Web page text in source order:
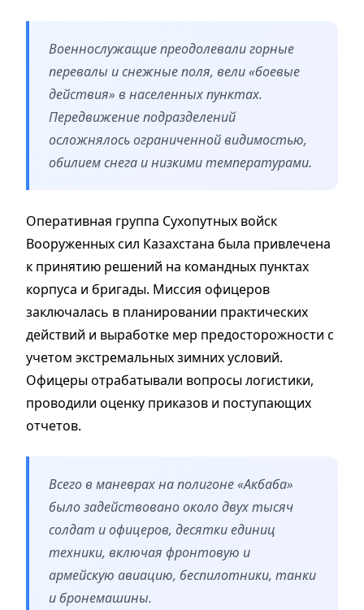
Военнослужащие преодолевали горные
перевалы и снежные поля, вели «боевые
действия» в населенных пунктах.
Передвижение подразделений
осложнялось ограниченной видимостью,
обилием снега и низкими температурами.
Оперативная группа Сухопутных войск
Вооруженных сил Казахстана была привлечена
к принятию решений на командных пунктах
корпуса и бригады. Миссия офицеров
заключалась в планировании практических
действий и выработке мер предосторожности с
учетом экстремальных зимних условий.
Офицеры отрабатывали вопросы логистики,
проводили оценку приказов и поступающих
отчетов.
Всего в маневрах на полигоне «Акбаба»
было задействовано около двух тысяч
солдат и офицеров, десятки единиц
техники, включая фронтовую и
армейскую авиацию, беспилотники, танки
и бронемашины.